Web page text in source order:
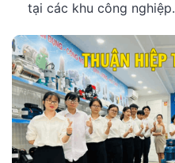
tại các khu công nghiệp.